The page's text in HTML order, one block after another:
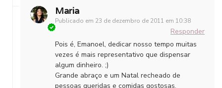
Maria
Publicado em 23 de dezembro de 2011 em 10:38
Responder
Pois é, Emanoel, dedicar nosso tempo muitas
vezes é mais representativo que dispensar
algum dinheiro. ;)
Grande abraço e um Natal recheado de
pessoas queridas e comidas gostosas.